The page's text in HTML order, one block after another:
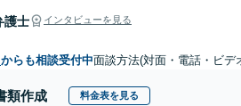
護士 インタビューを見る
からも相談受付中面談方法(対面・電話・ビデ
類作成 料金表を見る